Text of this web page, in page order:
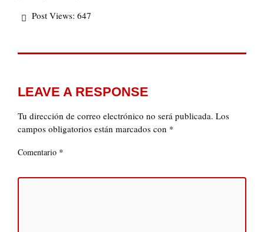
Post Views: 647
LEAVE A RESPONSE
Tu dirección de correo electrónico no será publicada. Los
campos obligatorios están marcados con *
Comentario *